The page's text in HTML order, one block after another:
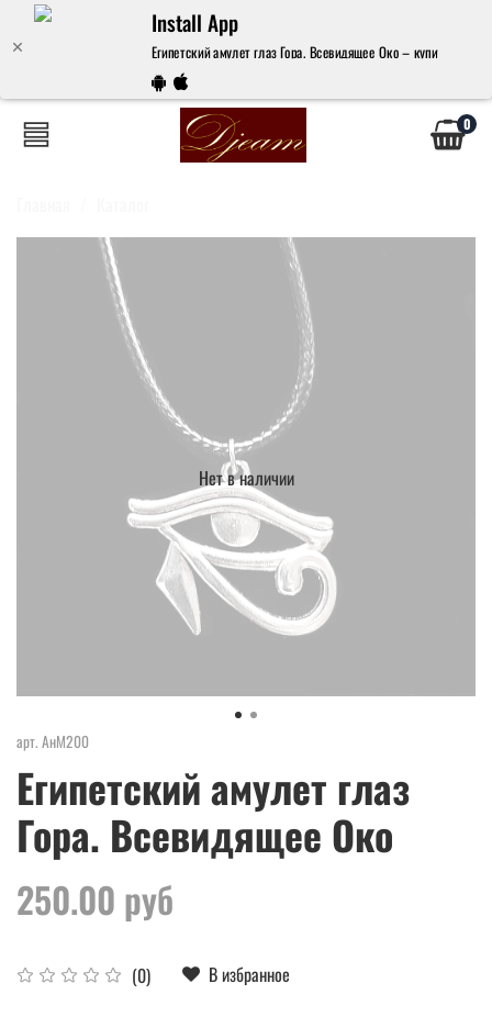
Install App
Египетский амулет глаз Гора. Всевидящее Око – купить за
0
Нет в наличии
арт. АнМ200
Египетский амулет глаз
Гора. Всевидящее Око
(0) В избранное
250.00 руб